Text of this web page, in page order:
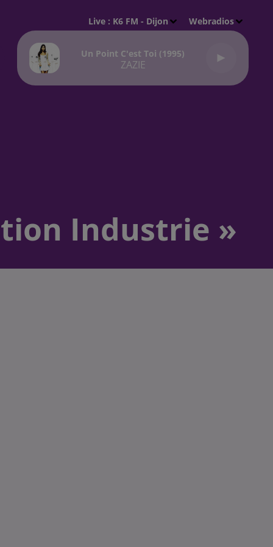
Live : K6 FM - Dijon Webradios
Un Point C'est Toi (1995)
ZAZIE
Industrie »